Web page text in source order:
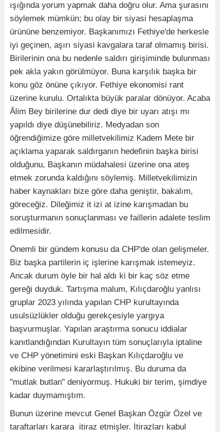
ışığında yorum yapmak daha doğru olur. Ama şurasını
söylemek mümkün; bu olay bir siyasi hesaplaşma
ürününe benzemiyor. Başkanımızı Fethiye'de herkesle
iyi geçinen, aşırı siyasi kavgalara taraf olmamış birisi.
Birilerinin ona bu nedenle saldırı girişiminde bulunması
pek akla yakın görülmüyor. Buna karşılık başka bir
konu göz önüne çıkıyor. Fethiye ekonomisi rant
üzerine kurulu. Ortalıkta büyük paralar dönüyor. Acaba
Âlim Bey birilerine dur dedi diye bir uyarı atışı mı
yapıldı diye düşünebiliriz. Medyadan son
öğrendiğimize göre milletvekilimiz Kadem Mete bir
açıklama yaparak saldırganın hedefinin başka birisi
olduğunu, Başkanın müdahalesi üzerine ona ateş
etmek zorunda kaldığını söylemiş. Milletvekilimizin
haber kaynakları bize göre daha geniştir, bakalım,
göreceğiz. Dileğimiz it izi at izine karışmadan bu
soruşturmanın sonuçlanması ve faillerin adalete teslim
edilmesidir.
Önemli bir gündem konusu da CHP'de olan gelişmeler.
Biz başka partilerin iç işlerine karışmak istemeyiz.
Ancak durum öyle bir hal aldı ki bir kaç söz etme
gereği duyduk. Tartışma malum, Kılıçdaroğlu yanlısı
gruplar 2023 yılında yapılan CHP kurultayında
usulsüzlükler olduğu gerekçesiyle yargıya
başvurmuşlar. Yapılan araştırma sonucu iddialar
kanıtlandığından Kurultayın tüm sonuçlarıyla iptaline
ve CHP yönetimini eski Başkan Kılıçdaroğlu ve
ekibine verilmesi kararlaştırılmış. Bu duruma da
"mutlak butlan" deniyormuş. Hukuki bir terim, şimdiye
kadar duymamıştım.
Bunun üzerine mevcut Genel Başkan Özgür Özel ve
taraftarları karara itiraz etmişler. İtirazları kabul